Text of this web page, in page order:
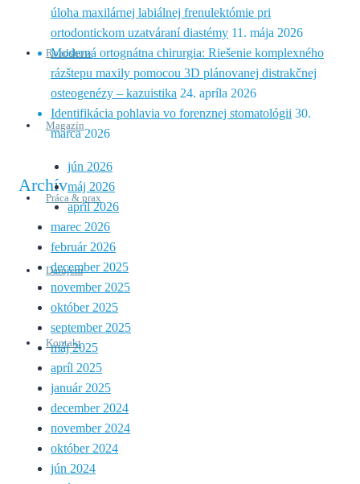
Roadshow
Magazín
Práca & prax
Darujem
Kontakt
úloha maxilárnej labiálnej frenulektómie pri
ortodontickom uzatváraní diastémy 11. mája 2026
Moderná ortognátna chirurgia: Riešenie komplexného
rázštepu maxily pomocou 3D plánovanej distrakčnej
osteogenézy – kazuistika 24. apríla 2026
Identifikácia pohlavia vo forenznej stomatológii 30.
marca 2026
Archív
jún 2026
máj 2026
apríl 2026
marec 2026
február 2026
december 2025
november 2025
október 2025
september 2025
máj 2025
apríl 2025
január 2025
december 2024
november 2024
október 2024
jún 2024